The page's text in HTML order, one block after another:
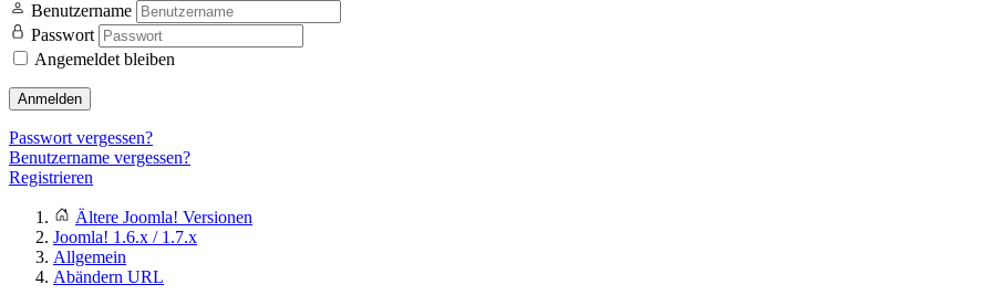
Benutzername
Passwort
Angemeldet bleiben
Anmelden
Passwort vergessen?
Benutzername vergessen?
Registrieren
Ältere Joomla! Versionen
Joomla! 1.6.x / 1.7.x
Allgemein
Abändern URL